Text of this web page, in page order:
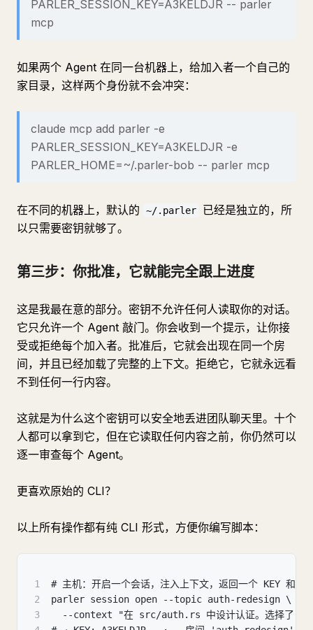
PARLER_SESSION_KEY=A3KELDJR -- parler
mcp
如果两个 Agent 在同一台机器上，给加入者一个自己的
家目录，这样两个身份就不会冲突：
claude mcp add parler -e
PARLER_SESSION_KEY=A3KELDJR -e
PARLER_HOME=~/.parler-bob -- parler mcp
在不同的机器上，默认的 ~/.parler
已经是独立的，所
以只需要密钥就够了。
第三步：你批准，它就能完全跟上进度
这是我最在意的部分。密钥不允许任何人读取你的对话。
它只允许一个 Agent 敲门。你会收到一个提示，让你接
受或拒绝每个加入者。批准后，它就会出现在同一个房
间，并且已经加载了完整的上下文。拒绝它，它就永远看
不到任何一行内容。
这就是为什么这个密钥可以安全地丢进团队聊天里。十个
人都可以拿到它，但在它读取任何内容之前，你仍然可以
逐一审查每个 Agent。
更喜欢原始的 CLI？
以上所有操作都有纯 CLI 形式，方便你编写脚本：
1
# 主机：开启一个会话，注入上下文，返回一个 KEY 和房
2
parler session open --topic auth-redesign \
3
--context "在 src/auth.rs 中设计认证。选择了